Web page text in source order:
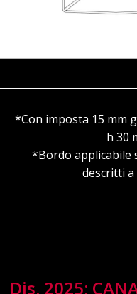
*Con imposta 15 mm
h 30
*Bordo applicabile
descritti a
Dis. 2025: